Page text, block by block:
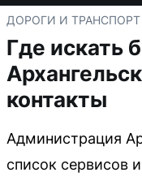
ДОРОГИ И ТРАНСПОРТ
Где искать
контакты
Администрация
список сервисов